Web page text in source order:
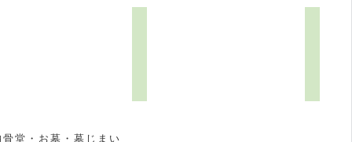
堂・お墓・墓じまい